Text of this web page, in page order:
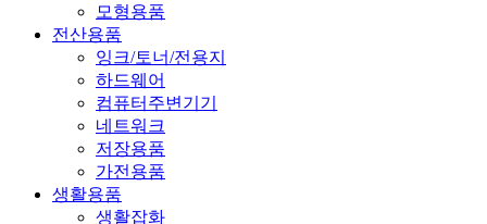
모형용품
전산용품
잉크/토너/전용지
하드웨어
컴퓨터주변기기
네트워크
저장용품
가전용품
생활용품
생활잡화